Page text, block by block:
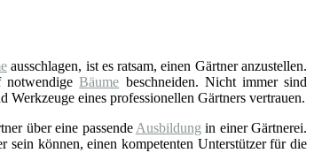
ausschlagen, ist es ratsam, einen Gärtner anzustellen.
notwendigeBäume beschneiden. Nicht immer sind
eines professionellen Gärtners vertrauen.
über eine passende Ausbildung in einer Gärtnerei.
sein können, einen kompetenten Unterstützer für die